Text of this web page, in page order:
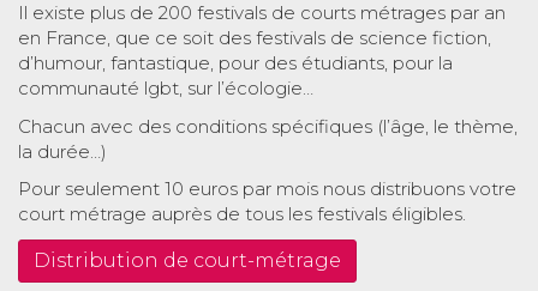
Il existe plus de 200 festivals de courts métrages par an
en France, que ce soit des festivals de science fiction,
d’humour, fantastique, pour des étudiants, pour la
communauté lgbt, sur l’écologie…
Chacun avec des conditions spécifiques (l’âge, le thème,
la durée…)
Pour seulement 10 euros par mois nous distribuons votre
court métrage auprès de tous les festivals éligibles.
Distribution de court-métrage